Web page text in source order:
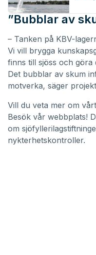
”Bubblar av
– Tanken på KBV-
Vi vill brygga
finns till sjöss och göra
Det bubblar av skum
motverka, säger
Vill du veta mer om
Besök vår webbplats!
om
nykterhetskontroller.